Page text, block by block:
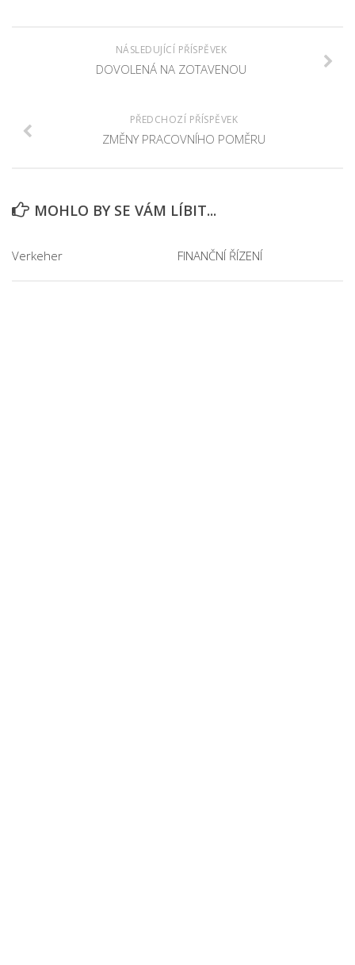
NÁSLEDUJÍCÍ PŘÍSPĚVEK
DOVOLENÁ NA ZOTAVENOU
PŘEDCHOZÍ PŘÍSPĚVEK
ZMĚNY PRACOVNÍHO POMĚRU
MOHLO BY SE VÁM LÍBIT...
Verkeher FINANČNÍ ŘÍZENÍ